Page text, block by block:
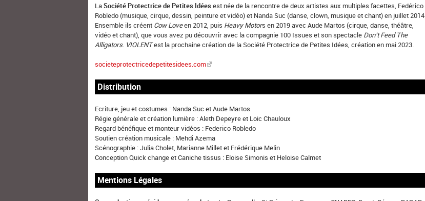
LaSociété Protectrice de Petites Idées est née de la rencontre de deux artistes aux multiples facettes, Fedérico
Robledo (musique, cirque, dessin, peinture et vidéo) et Nanda Suc (danse, clown, musique et chant) en juillet 2014.
Ensemble ils créent Cow Loveen 2012, puis Heavy Motors en 2019 avec Aude Martos (cirque, danse, théâtre,
vidéo et chant), que vous avez pu découvrir avec la compagnie 100 Issues et son spectacle Don’t Feed The
Alligators. VIOLENTest la prochaine création de la Société Protectrice de Petites Idées, création en mai 2023.
societeprotectricedepetitesidees.com
Distribution
Ecriture, jeu et costumes : Nanda Suc et Aude Martos
Régie générale et création lumière : Aleth Depeyre et Loic Chauloux
Regard bénéfique et monteur vidéos : Federico Robledo
Soutien création musicale : Mehdi Azema
Scénographie : Julia Cholet, Marianne Millet et Frédérique Melin
Conception Quick change et Caniche tissus : Eloise Simonis et Heloise Calmet
Mentions Légales